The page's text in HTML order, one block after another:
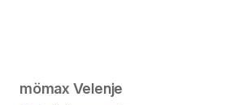
mömax Velenje